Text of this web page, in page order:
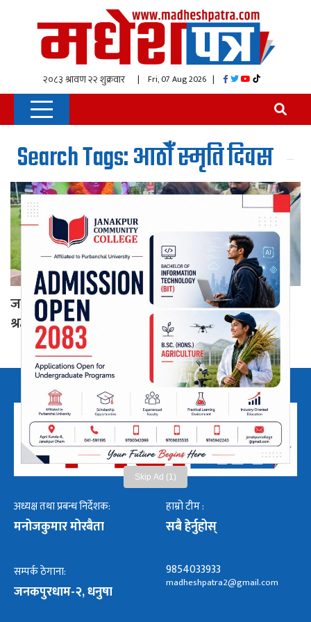
Skip Ad (1)
| Fri, 07 Aug 2026 |
Search Tags: आठौँ स्मृति दिवस
जनमत पार्टीद्वारा शहीद राम मनोहर यादवको आठौँ
श्रद्धाञ्जली दिवस देशभर मनाइने
अध्यक्ष तथा प्रबन्ध निर्देशक:
मनोजकुमार मोरबैता
हाम्रो टीम :
सबै हेर्नुहोस्
सम्पर्क ठेगाना:
जनकपुरधाम-२, धनुषा
9854033933
madheshpatra2@gmail.com